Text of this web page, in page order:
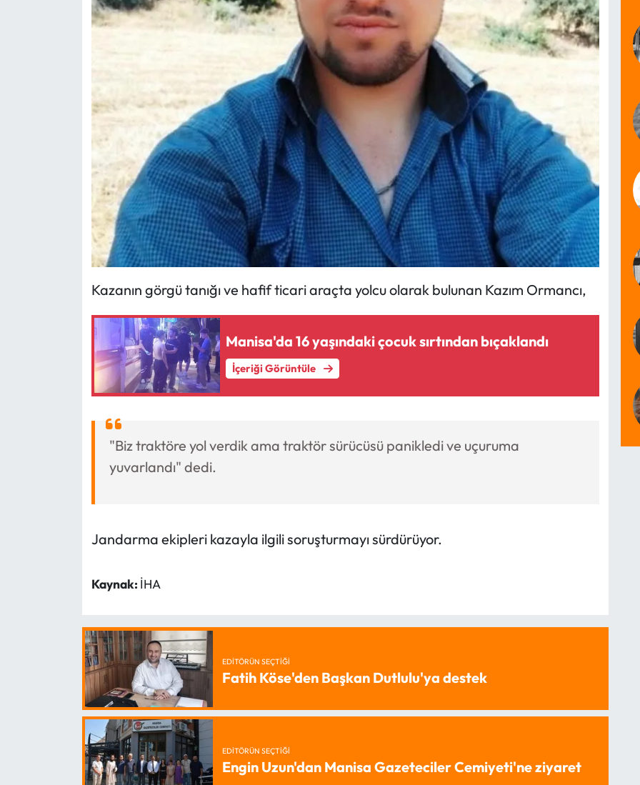
Kazanın görgü tanığı ve hafif ticari araçta yolcu olarak bulunan Kazım Ormancı,
Manisa'da 16 yaşındaki çocuk sırtından bıçaklandı
İçeriği Görüntüle
"Biz traktöre yol verdik ama traktör sürücüsü panikledi ve uçuruma
yuvarlandı" dedi.
Jandarma ekipleri kazayla ilgili soruşturmayı sürdürüyor.
Kaynak: İHA
EDITÖRÜN SEÇTIĞI
Fatih Köse'den Başkan Dutlulu'ya destek
EDITÖRÜN SEÇTIĞI
Engin Uzun'dan Manisa Gazeteciler Cemiyeti'ne ziyaret